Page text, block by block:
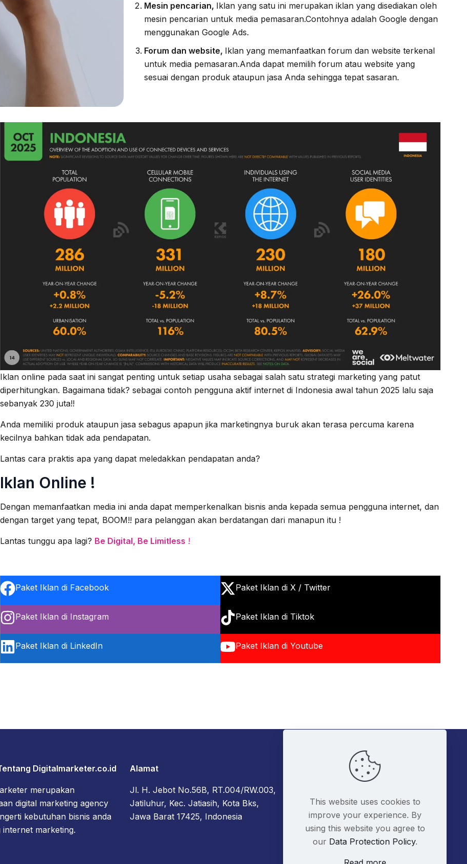
Mesin pencarian, Iklan yang satu ini merupakan iklan yang disediakan oleh
mesin pencarian untuk media pemasaran.Contohnya adalah Google dengan
menggunakan Google Ads.
Forum dan website, Iklan yang memanfaatkan forum dan website terkenal
untuk media pemasaran.Anda dapat memilih forum atau website yang
sesuai dengan produk ataupun jasa Anda sehingga tepat sasaran.
Iklan online pada saat ini sangat penting untuk setiap usaha sebagai salah satu strategi marketing yang patut
diperhitungkan. Bagaimana tidak? sebagai contoh pengguna aktif internet di Indonesia awal tahun 2025 lalu saja
sebanyak 230 juta!!
Anda memiliki produk ataupun jasa sebagus apapun jika marketingnya buruk akan terasa percuma karena
kecilnya bahkan tidak ada pendapatan.
Lantas cara praktis apa yang dapat meledakkan pendapatan anda?
Iklan Online !
Dengan memanfaatkan media ini anda dapat memperkenalkan bisnis anda kepada semua pengguna internet, dan
dengan target yang tepat, BOOM!! para pelanggan akan berdatangan dari manapun itu !
Lantas tunggu apa lagi? Be Digital, Be Limitless !
Paket Iklan di Facebook Paket Iklan di X / Twitter
Paket Iklan di Instagram Paket Iklan di Tiktok
Paket Iklan di LinkedIn Paket Iklan di Youtube
Digitalmarketer.co.id
merupakan
digital marketing agency
kebutuhan bisnis anda
internet marketing.
Alamat
Jl. H. Jebot No.56B, RT.004/RW.003,
Jatiluhur, Kec. Jatiasih, Kota Bks,
Jawa Barat 17425, Indonesia
admin@digitalmarketer.co.id
This website uses cookies to
improve your experience. By
using this website you agree to
our Data Protection Policy.